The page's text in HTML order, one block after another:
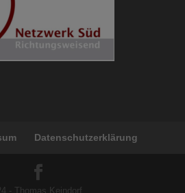
Datenschutzerklärung
- Thomas Keindorf